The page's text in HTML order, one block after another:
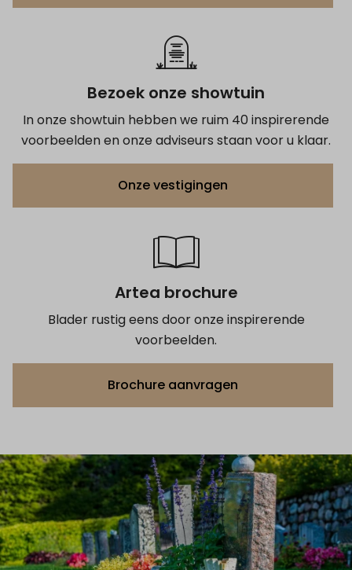
Bezoek onze showtuin
In onze showtuin hebben we ruim 40 inspirerende
voorbeelden en onze adviseurs staan voor u klaar.
Onze vestigingen
Artea brochure
Blader rustig eens door onze inspirerende
voorbeelden.
Brochure aanvragen